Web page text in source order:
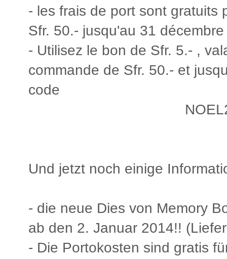
- les frais de port sont gratuits
Sfr. 50.- jusqu'au 31
- Utilisez le bon de Sfr. 5.- ,
commande de Sfr. 50.- et
code
Und jetzt noch einige
- die neue Dies von Memory
ab den 2. Januar 2014!!
- Die Portokosten sind gratis